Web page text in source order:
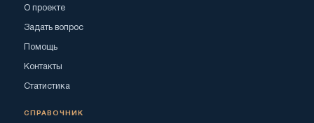
О проекте
Задать вопрос
Помощь
Контакты
Статистика
СПРАВОЧНИК